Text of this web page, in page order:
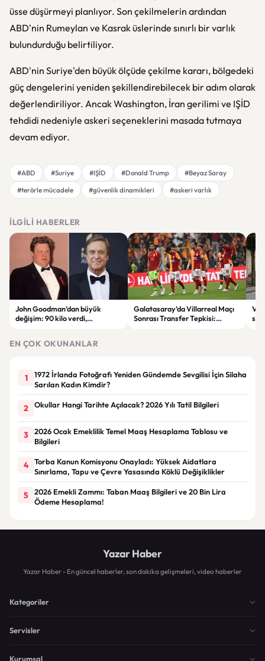
üsse düşürmeyi planlıyor. Son çekilmelerin ardından
ABD'nin Rumeylan ve Kasrak üslerinde sınırlı bir varlık
bulundurduğu belirtiliyor.
ABD'nin Suriye'den büyük ölçüde çekilme kararı, bölgedeki
güç dengelerini yeniden şekillendirebilecek bir adım olarak
değerlendiriliyor. Ancak Washington, İran gerilimi ve IŞİD
tehdidi nedeniyle askeri seçeneklerini masada tutmaya
devam ediyor.
#ABD #Suriye #IŞİD #Donald Trump
#Beyaz Saray
#terörle mücadele
#güvenlik dinamikleri #askeri varlık
İLGILI HABERLER
John Goodman’dan büyük
değişim: 90 kilo verdi,
Galatasaray’da Villarreal Maçı
Sonrası Transfer Tepkisi:
EN ÇOK OKUNANLAR
1
1972 İrlanda Fotoğrafı Yeniden Gündemde Sevgilisi İçin Silaha
Sarılan Kadın Kimdir?
2 Okullar Hangi Tarihte Açılacak? 2026 Yılı Tatil Bilgileri
3
2026 Ocak Emeklilik Temel Maaş Hesaplama Tablosu ve
Bilgileri
4
Torba Kanun Komisyonu Onayladı: Yüksek Aidatlara
Sınırlama, Tapu ve Çevre Yasasında Köklü Değişiklikler
5
2026 Emekli Zammı: Taban Maaş Bilgileri ve 20 Bin Lira
Ödeme Hesaplama!
Yazar Haber
Yazar Haber - En güncel haberler, son dakika gelişmeleri, video haberler
Kategoriler
Servisler
Kurumsal